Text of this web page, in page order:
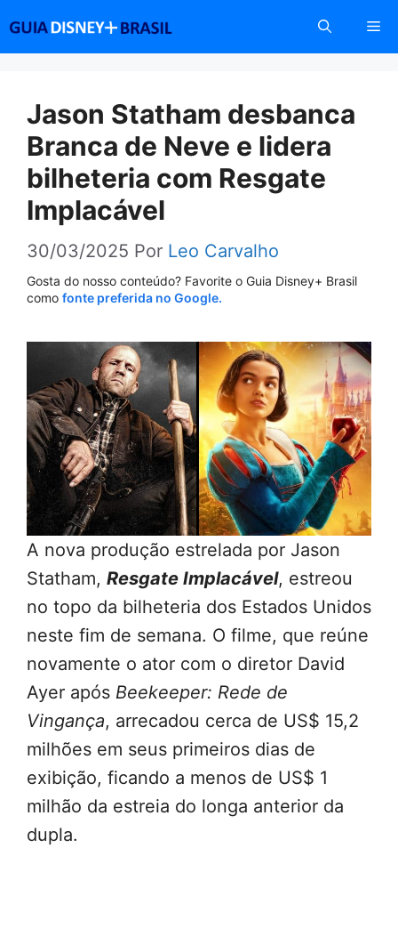
conteúdo
Jason Statham desbanca
Branca de Neve e lidera
bilheteria com Resgate
Implacável
30/03/2025 Por Leo Carvalho
Gosta do nosso conteúdo? Favorite o Guia Disney+ Brasil
como fonte preferida no Google.
A nova produção estrelada por Jason
Statham, Resgate Implacável, estreou
no topo da bilheteria dos Estados Unidos
neste fim de semana. O filme, que reúne
novamente o ator com o diretor David
Ayer após Beekeeper: Rede de
Vingança, arrecadou cerca de US$ 15,2
milhões em seus primeiros dias de
exibição, ficando a menos de US$ 1
milhão da estreia do longa anterior da
dupla.